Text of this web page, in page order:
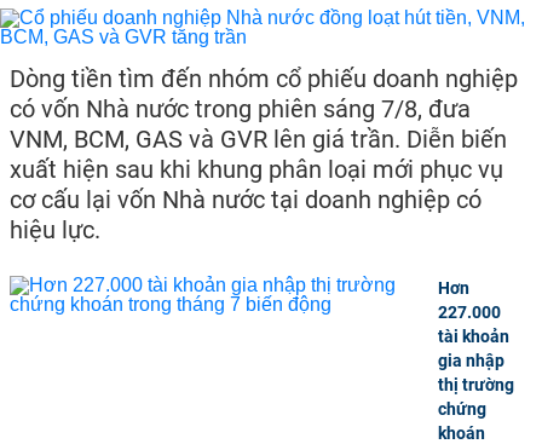
Dòng tiền tìm đến nhóm cổ phiếu doanh nghiệp
có vốn Nhà nước trong phiên sáng 7/8, đưa
VNM, BCM, GAS và GVR lên giá trần. Diễn biến
xuất hiện sau khi khung phân loại mới phục vụ
cơ cấu lại vốn Nhà nước tại doanh nghiệp có
hiệu lực.
Hơn
227.000
tài khoản
gia nhập
thị trường
chứng
khoán